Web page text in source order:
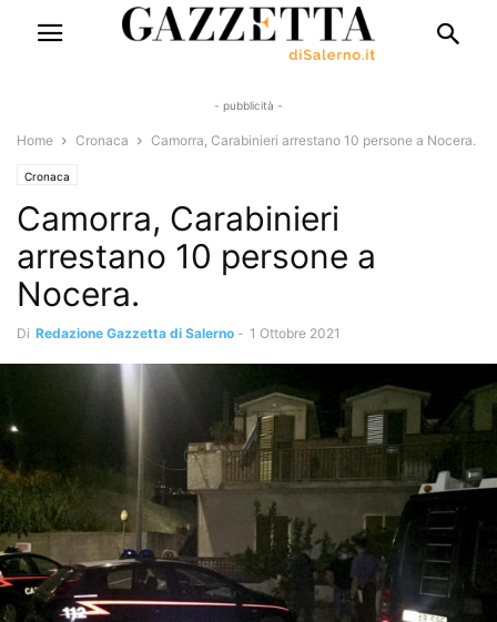
- pubblicità -
Home Cronaca Camorra, Carabinieri arrestano 10 persone a Nocera.
Cronaca
Camorra, Carabinieri
arrestano 10 persone a
Nocera.
Di Redazione Gazzetta di Salerno - 1 Ottobre 2021